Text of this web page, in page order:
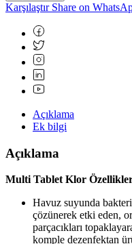
Karşılaştır Share on
Açıklama
Ek bilgi
Açıklama
Multi Tablet Klor
Havuz suyunda
çözünerek etki eden,
parçacıkları
komple dezenfektan